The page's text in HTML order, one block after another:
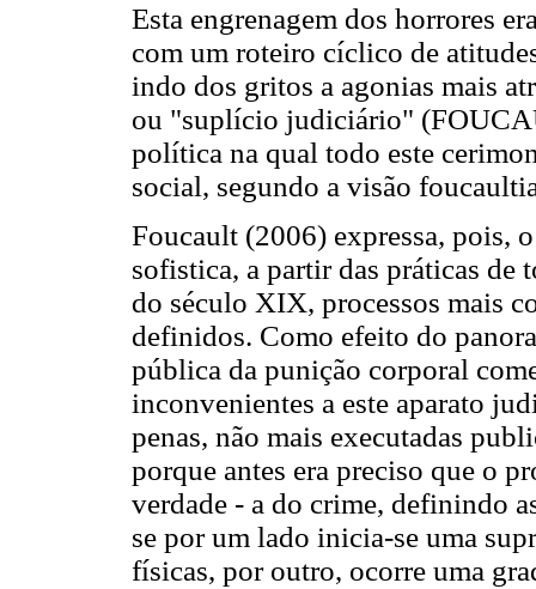
Esta engrenagem dos horrores
com um roteiro cíclico de
indo dos gritos a agonias mais
ou "suplício judiciário"
política na qual todo este
social, segundo a visão
Foucault (2006) expressa, pois,
sofistica, a partir das práticas
do século XIX, processos mais
definidos. Como efeito do
pública da punição corporal
inconvenientes a este aparato
penas, não mais executadas
porque antes era preciso que o
verdade - a do crime, definindo
se por um lado inicia-se uma
físicas, por outro, ocorre uma